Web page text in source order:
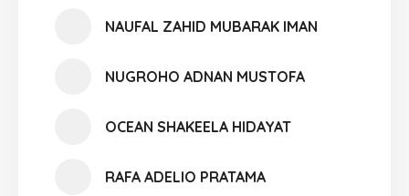
NAUFAL ZAHID MUBARAK IMAN
NUGROHO ADNAN MUSTOFA
OCEAN SHAKEELA HIDAYAT
RAFA ADELIO PRATAMA